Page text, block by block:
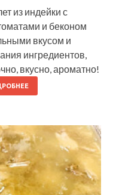
из индейки с
и беконом
вкусом и
ингредиентов,
вкусно, ароматно!